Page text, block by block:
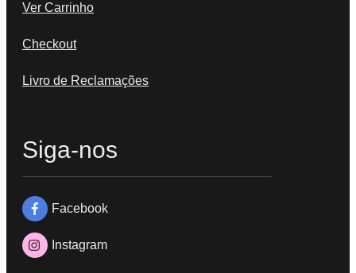
Ver Carrinho
Checkout
Livro de Reclamações
Siga-nos
Facebook
Instagram